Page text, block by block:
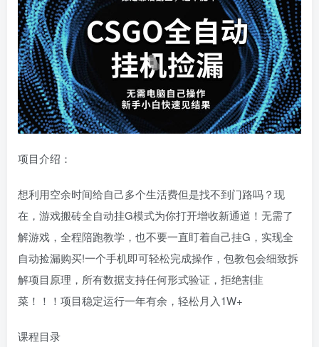
项目介绍：
想利用空余时间给自己多个生活费但是找不到门路吗？现
在，游戏搬砖全自动挂G模式为你打开增收新通道！无需了
解游戏，全程陪跑教学，也不要一直盯着自己挂G，实现全
自动捡漏购买!一个手机即可轻松完成操作，包教包会细致拆
解项目原理，所有数据支持任何形式验证，拒绝割韭
菜！！！项目稳定运行一年有余，轻松月入1W+
课程目录